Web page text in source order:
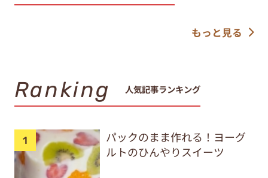
もっと見る
Ranking 人気記事ランキング
パックのまま作れる！ヨーグ
ルトのひんやりスイーツ